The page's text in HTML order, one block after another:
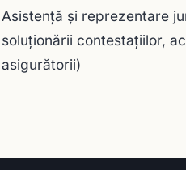
Asistenţă şi reprezentare
soluţionării contestaţiilor,
asigurătorii)